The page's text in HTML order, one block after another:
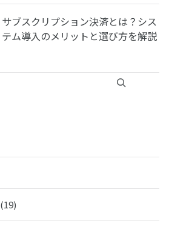
サブスクリプション決済とは？シス
テム導入のメリットと選び方を解説
(19)